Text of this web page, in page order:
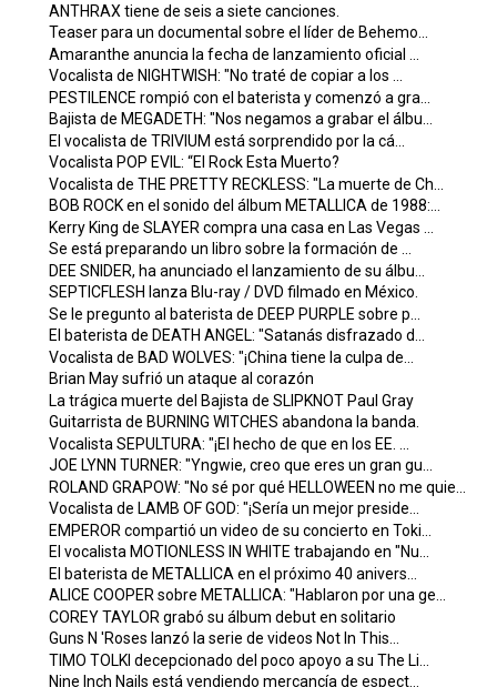
ANTHRAX tiene de seis a siete canciones.
Teaser para un documental sobre el líder de Behemo...
Amaranthe anuncia la fecha de lanzamiento oficial ...
Vocalista de NIGHTWISH: "No traté de copiar a los ...
PESTILENCE rompió con el baterista y comenzó a gra...
Bajista de MEGADETH: "Nos negamos a grabar el álbu...
El vocalista de TRIVIUM está sorprendido por la cá...
Vocalista POP EVIL: “El Rock Esta Muerto?
Vocalista de THE PRETTY RECKLESS: "La muerte de Ch...
BOB ROCK en el sonido del álbum METALLICA de 1988:...
Kerry King de SLAYER compra una casa en Las Vegas ...
Se está preparando un libro sobre la formación de ...
DEE SNIDER, ha anunciado el lanzamiento de su álbu...
SEPTICFLESH lanza Blu-ray / DVD filmado en México.
Se le pregunto al baterista de DEEP PURPLE sobre p...
El baterista de DEATH ANGEL: "Satanás disfrazado d...
Vocalista de BAD WOLVES: "¡China tiene la culpa de...
Brian May sufrió un ataque al corazón
La trágica muerte del Bajista de SLIPKNOT Paul Gray
Guitarrista de BURNING WITCHES abandona la banda.
Vocalista SEPULTURA: "¡El hecho de que en los EE. ...
JOE LYNN TURNER: "Yngwie, creo que eres un gran gu...
ROLAND GRAPOW: "No sé por qué HELLOWEEN no me quie...
Vocalista de LAMB OF GOD: "¡Sería un mejor preside...
EMPEROR compartió un video de su concierto en Toki...
El vocalista MOTIONLESS IN WHITE trabajando en "Nu...
El baterista de METALLICA en el próximo 40 anivers...
ALICE COOPER sobre METALLICA: "Hablaron por una ge...
COREY TAYLOR grabó su álbum debut en solitario
Guns N 'Roses lanzó la serie de videos Not In This...
TIMO TOLKI decepcionado del poco apoyo a su The Li...
Nine Inch Nails está vendiendo mercancía de espect...